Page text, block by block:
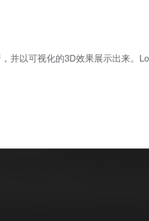
以可视化的3D效果展示出来。